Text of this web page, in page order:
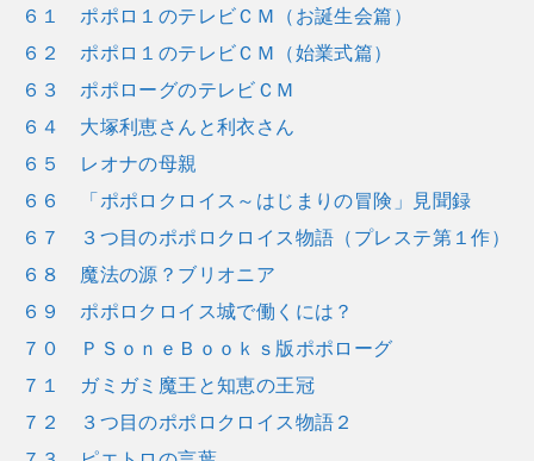
６１ ポポロ１のテレビＣＭ（お誕生会篇）
６２ ポポロ１のテレビＣＭ（始業式篇）
６３ ポポローグのテレビＣＭ
６４ 大塚利恵さんと利衣さん
６５ レオナの母親
６６ 「ポポロクロイス～はじまりの冒険」見聞録
６７ ３つ目のポポロクロイス物語（プレステ第１作）
６８ 魔法の源？ブリオニア
６９ ポポロクロイス城で働くには？
７０ ＰＳｏｎｅＢｏｏｋｓ版ポポローグ
７１ ガミガミ魔王と知恵の王冠
７２ ３つ目のポポロクロイス物語２